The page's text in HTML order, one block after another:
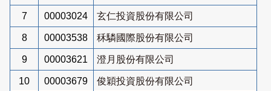
7 00003024 玄仁投資股份有限公司
8 00003538 秝驎國際股份有限公司
9 00003621 澄月股份有限公司
10 00003679 俊穎投資股份有限公司